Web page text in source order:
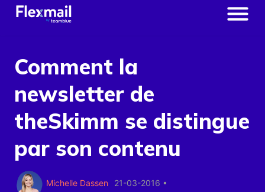
Comment la
newsletter de
theSkimm se distingue
par son contenu
Michelle Dassen 21-03-2016 •